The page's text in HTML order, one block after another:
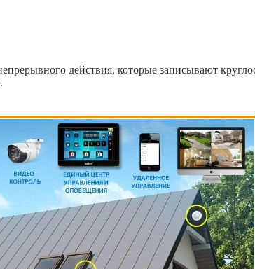
действия, которые записывают